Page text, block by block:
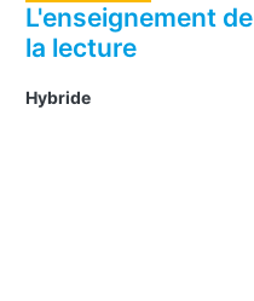
L'enseignement de
la lecture
Hybride